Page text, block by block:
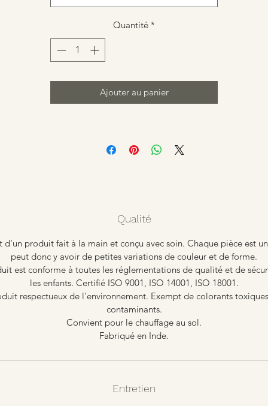
Quantité *
Ajouter au panier
Qualité
d'un produit fait à la main et conçu avec soin. Chaque pièce est
peut donc y avoir de petites variations de couleur et de forme.
est conforme à toutes les réglementations de qualité et de
les enfants. Certifié ISO 9001, ISO 14001, ISO 18001.
respectueux de l'environnement. Exempt de colorants
contaminants.
Convient pour le chauffage au sol.
Fabriqué en Inde.
Entretien